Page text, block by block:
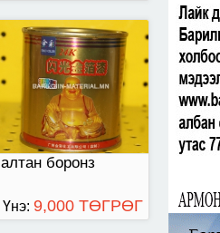
алтан боронз
Үнэ: 9,000 ТӨГРӨГ